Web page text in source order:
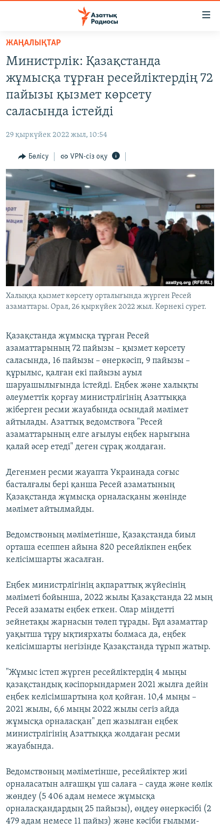
Skip
main
content
to
main
Skip
Search
AZATTYQTV
ҚАҢТАР ОҚИҒАСЫ
ӘЛЕУМЕТ
ӘЛЕМ
АРНАЙЫ ЖОБАЛАР
Русский
ЖАЗЫЛЫҢЫЗ
Басқа тілдерде
ЖАҢАЛЫҚТАР
Министрлік: Қазақстанда
жұмысқа тұрған ресейліктердің 72
пайызы қызмет көрсету
саласында істейді
29 қыркүйек 2022 жыл, 10:54
Бөлісу VPN-сіз оқу
Халыққа қызмет көрсету орталығында жүрген Ресей
азаматтары. Орал, 26 қыркүйек 2022 жыл. Көрнекі сурет.
Қазақстанда жұмысқа тұрған Ресей
азаматтарының 72 пайызы – қызмет көрсету
саласында, 16 пайызы – өнеркәсіп, 9 пайызы –
құрылыс, қалған екі пайызы ауыл
шаруашылығында істейді. Еңбек және халықты
әлеуметтік қорғау министрлігінің Азаттыққа
жіберген ресми жауабында осындай мәлімет
айтылады. Азаттық ведомствоға "Ресей
азаматтарының елге ағылуы еңбек нарығына
қалай әсер етеді" деген сұрақ жолдаған.
Дегенмен ресми жауапта Украинада соғыс
басталғалы бері қанша Ресей азаматының
Қазақстанда жұмысқа орналасқаны жөнінде
мәлімет айтылмайды.
Ведомствоның мәліметінше, Қазақстанда биыл
орташа есеппен айына 820 ресейлікпен еңбек
келісімшарты жасалған.
Еңбек министрлігінің ақпараттық жүйесінің
мәліметі бойынша, 2022 жылы Қазақстанда 22 мың
Ресей азаматы еңбек еткен. Олар міндетті
зейнетақы жарнасын төлеп тұрады. Бұл азаматтар
уақытша тұру ықтиярхаты болмаса да, еңбек
келісімшарты негізінде Қазақстанда тұрып жатыр.
"Жұмыс істеп жүрген ресейліктердің 4 мыңы
қазақстандық кәсіпорындармен 2021 жылға дейін
еңбек келісімшартына қол қойған. 10,4 мыңы –
2021 жылы, 6,6 мыңы 2022 жылы сегіз айда
жұмысқа орналасқан" деп жазылған еңбек
министрлігінің Азаттыққа жолдаған ресми
жауабында.
Ведомствоның мәліметінше, ресейліктер жиі
орналасатын алғашқы үш салаға – сауда және көлік
жөндеу (5 406 адам немесе жұмысқа
орналасқандардың 25 пайызы), өңдеу өнеркәсібі (2
479 адам немесе 11 пайыз) және кәсіби ғылыми-